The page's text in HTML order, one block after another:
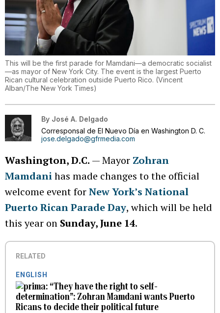
This will be the first parade for Mamdani—a democratic socialist
—as mayor of New York City. The event is the largest Puerto
Rican cultural celebration outside Puerto Rico. (Vincent
Alban/The New York Times)
By José A. Delgado
Corresponsal de El Nuevo Día en Washington D. C.
jose.delgado@gfrmedia.com
Washington, D.C. — Mayor Zohran
Mamdanihas made changes to the official
welcome event forNew York’s National
Puerto Rican Parade Day, which will be held
this year on Sunday, June 14.
RELATED
ENGLISH
“They have the right to self-
determination”: Zohran Mamdani wants Puerto
Ricans to decide their political future